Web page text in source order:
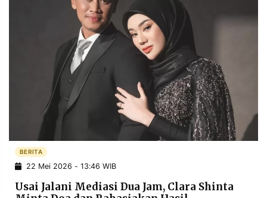
NASIONAL
SPORT
PRIVACY
POLICY WARGA
INFORMASI
IKLAN
KIRIM
PENGADUAN TERM
OF
SERVICE
BERITA
22 Mei 2026 - 13:46 WIB
Usai Jalani Mediasi Dua Jam, Clara Shinta